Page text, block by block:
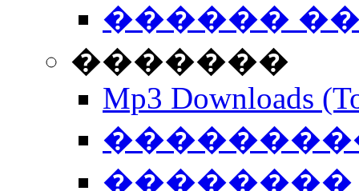
������
�������
Mp3 Downloads
��������